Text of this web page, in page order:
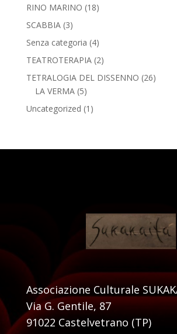
RINO MARINO (18)
SCABBIA(3)
Senza categoria (4)
TEATROTERAPIA(2)
TETRALOGIA DEL DISSENNO (26)
LA VERMA(5)
Uncategorized (1)
Associazione Culturale
Via G. Gentile, 87
91022 Castelvetrano (TP)